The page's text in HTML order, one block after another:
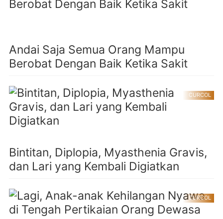
Andai Saja Semua Orang Mampu
Berobat Dengan Baik Ketika Sakit
CURCOL
Bintitan, Diplopia, Myasthenia Gravis,
dan Lari yang Kembali Digiatkan
CURCOL